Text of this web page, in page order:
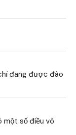
đang được đào
một số điều vô